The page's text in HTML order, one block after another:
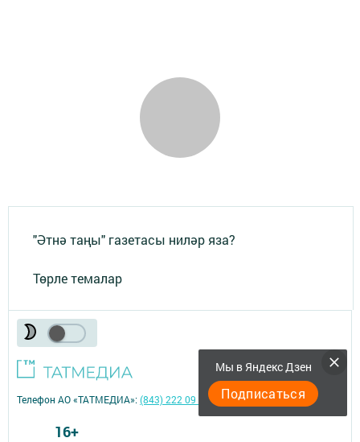
"Әтнә таңы" газетасы ниләр яза?
Төрле темалар
Мы в Яндекс Дзен
Подписаться
Телефон АО «ТАТМЕДИА»:(843) 222 09 84
16+